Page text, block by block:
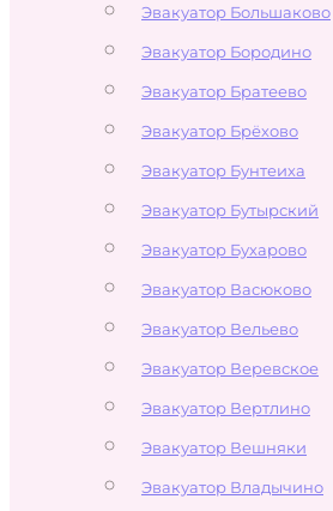
Эвакуатор Большаково
Эвакуатор Бородино
Эвакуатор Братеево
Эвакуатор Брёхово
Эвакуатор Бунтеиха
Эвакуатор Бутырский
Эвакуатор Бухарово
Эвакуатор Васюково
Эвакуатор Вельево
Эвакуатор Веревское
Эвакуатор Вертлино
Эвакуатор Вешняки
Эвакуатор Владычино